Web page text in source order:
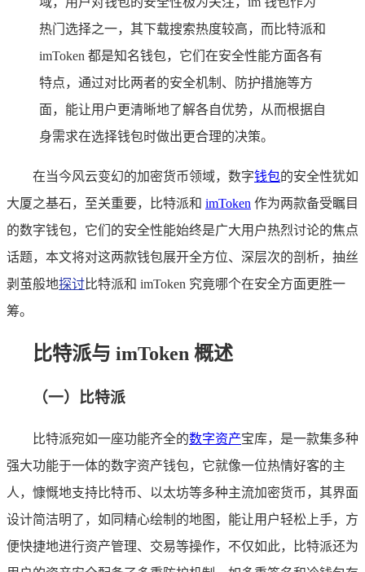
热门选择之一，其下载搜索热度较高，而比特派和
imToken 都是知名钱包，它们在安全性能方面各有
特点，通过对比两者的安全机制、防护措施等方
面，能让用户更清晰地了解各自优势，从而根据自
身需求在选择钱包时做出更合理的决策。
在当今风云变幻的加密货币领域，数字钱包的安全性犹如
大厦之基石，至关重要，比特派和 imToken 作为两款备受瞩目
的数字钱包，它们的安全性能始终是广大用户热烈讨论的焦点
话题，本文将对这两款钱包展开全方位、深层次的剖析，抽丝
剥茧般地探讨比特派和 imToken 究竟哪个在安全方面更胜一
筹。
比特派与 imToken 概述
（一）比特派
比特派宛如一座功能齐全的数字资产宝库，是一款集多种
强大功能于一体的数字资产钱包，它就像一位热情好客的主
人，慷慨地支持比特币、以太坊等多种主流加密货币，其界面
设计简洁明了，如同精心绘制的地图，能让用户轻松上手，方
便快捷地进行资产管理、交易等操作，不仅如此，比特派还为